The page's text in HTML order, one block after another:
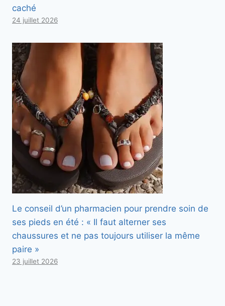
caché
24 juillet 2026
Le conseil d’un pharmacien pour prendre soin de
ses pieds en été : « Il faut alterner ses
chaussures et ne pas toujours utiliser la même
paire »
23 juillet 2026